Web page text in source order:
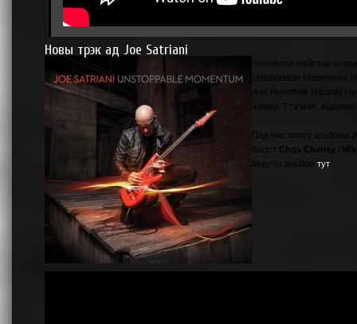
Новы трэк ад Joe Satriani
Знакаміты майстар
Пад час запісу альбома
басіст Chris Chaney
будучы альбом тут.